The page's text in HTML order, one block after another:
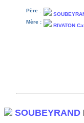
Père :
Mère :
RIVATON
SOUBEYRAND